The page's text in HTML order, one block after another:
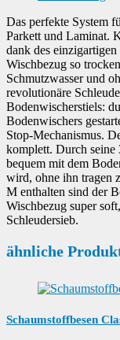
Das perfekte System
Parkett und Laminat.
dank des
Wischbezug so
Schmutzwasser und
revolutionäre
Bodenwischerstiels:
Bodenwischers
Stop-Mechanismus.
komplett. Durch seine
bequem mit dem
wird, ohne ihn tragen
M enthalten sind der
Wischbezug super
Schleudersieb.
ähnliche
Schaumstoffbesen